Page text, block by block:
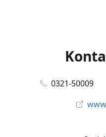
0321-50009